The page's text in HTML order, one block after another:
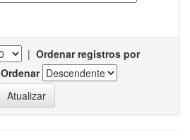
| Ordenar registros por
Ordenar